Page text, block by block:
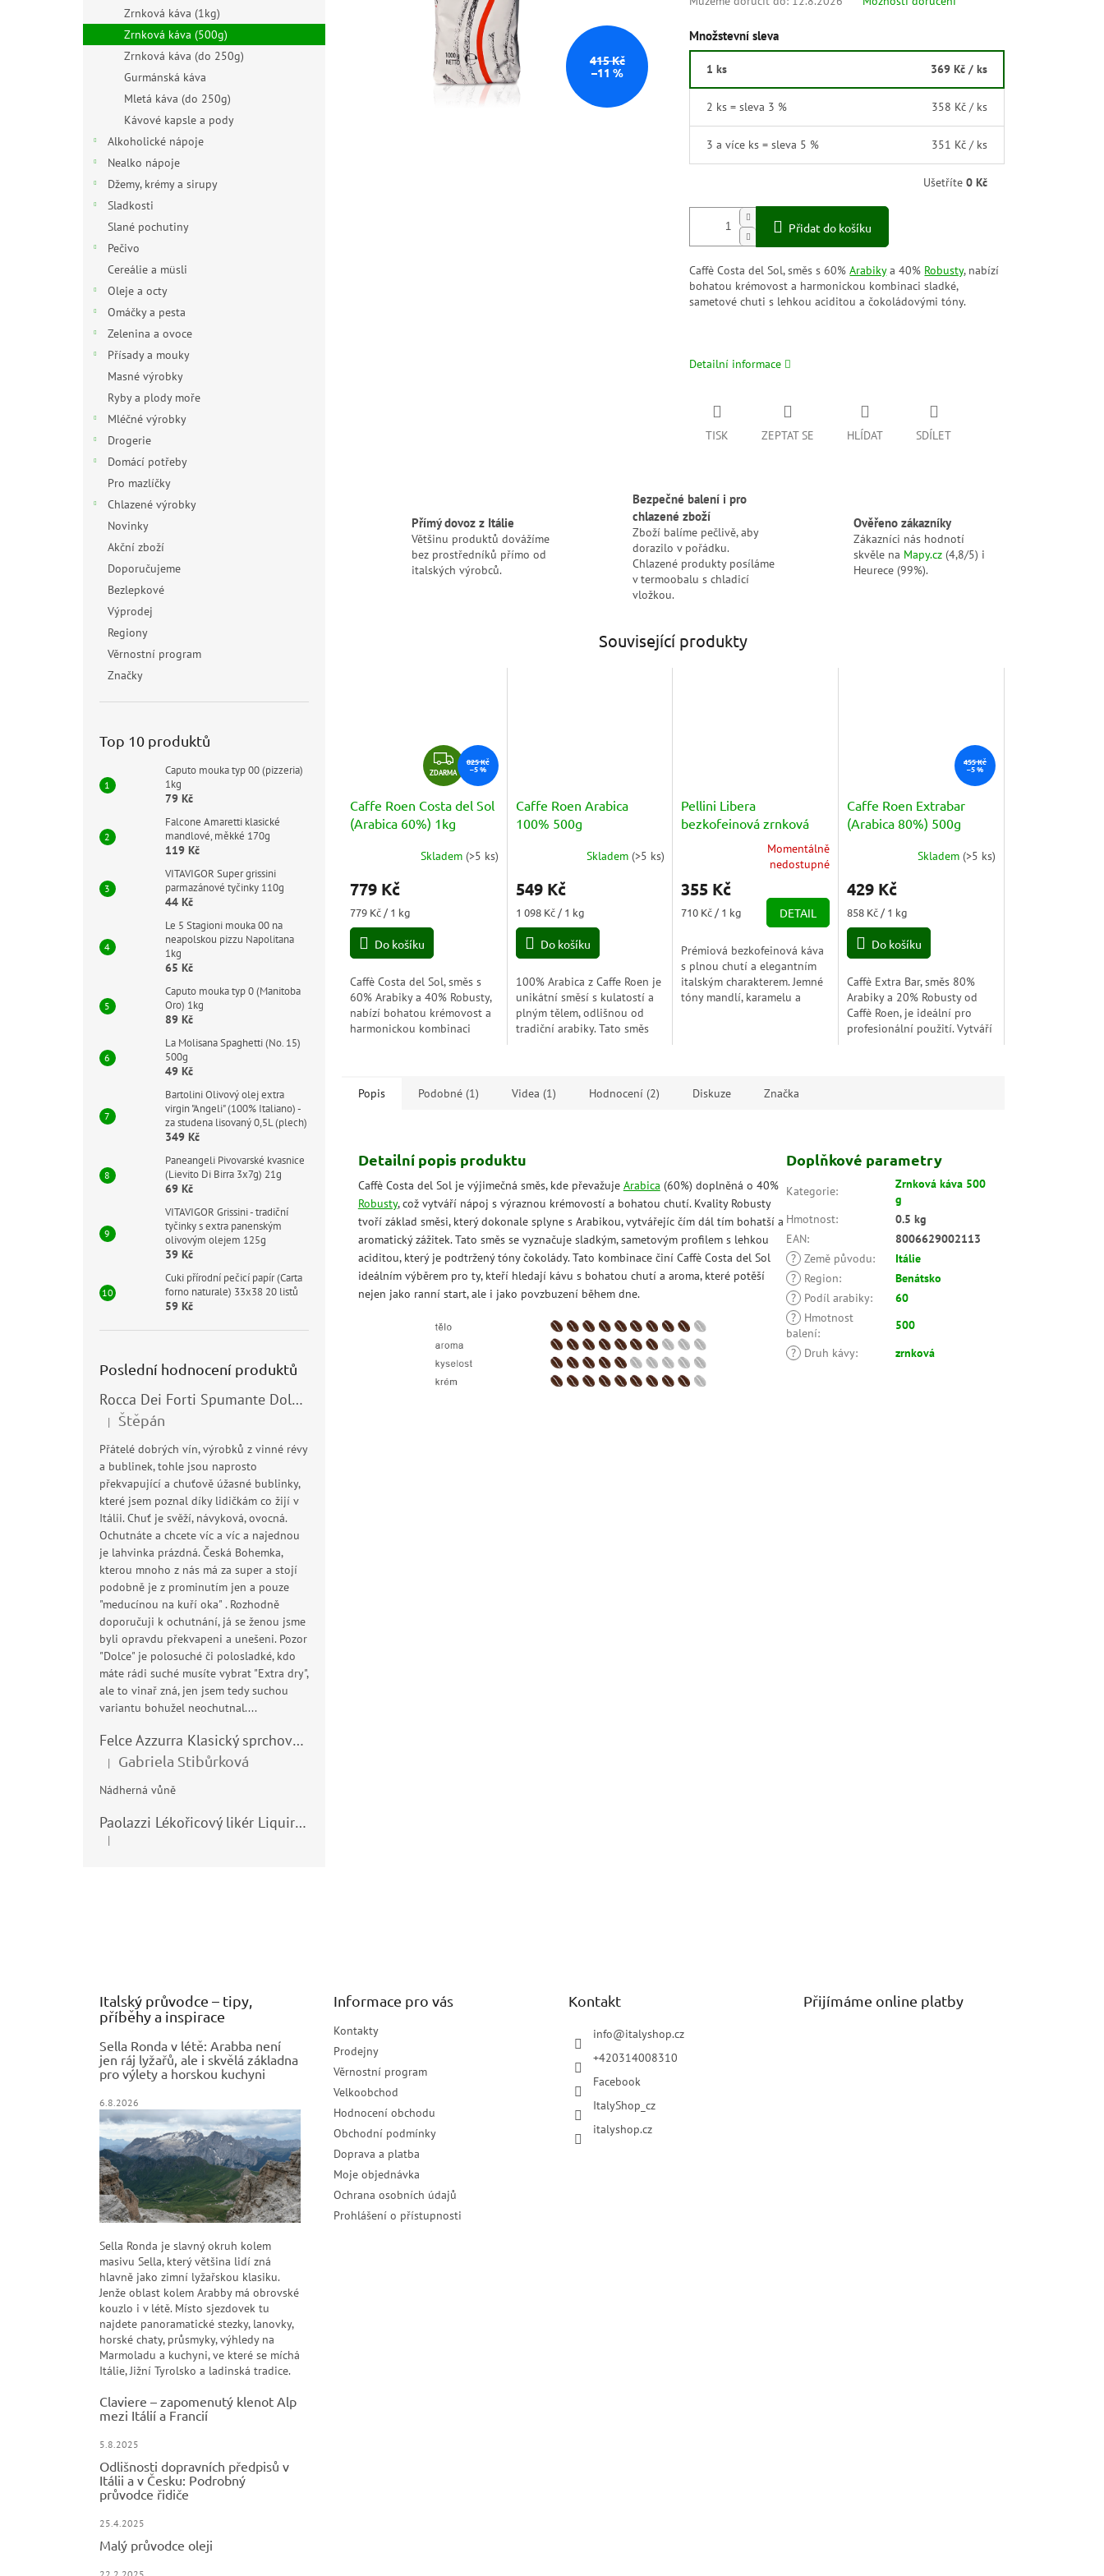
e
l
Zrnková káva (1kg)
Zrnková káva (500g)
Zrnková káva (do 250g)
Gurmánská káva
Mletá káva (do 250g)
Kávové kapsle a pody
Alkoholické nápoje
Nealko nápoje
Džemy, krémy a sirupy
Sladkosti
Slané pochutiny
Pečivo
Cereálie a müsli
Oleje a octy
Omáčky a pesta
Zelenina a ovoce
Přísady a mouky
Masné výrobky
Ryby a plody moře
Mléčné výrobky
Drogerie
Domácí potřeby
Pro mazlíčky
Chlazené výrobky
Novinky
Akční zboží
Doporučujeme
Bezlepkové
Výprodej
Regiony
Věrnostní program
Značky
Top 10 produktů
Caputo mouka typ 00 (pizzeria)
1kg
79 Kč
Falcone Amaretti klasické
mandlové, měkké 170g
119 Kč
VITAVIGOR Super grissini
parmazánové tyčinky 110g
44 Kč
Le 5 Stagioni mouka 00 na
neapolskou pizzu Napolitana
1kg
65 Kč
Caputo mouka typ 0 (Manitoba
Oro) 1kg
89 Kč
La Molisana Spaghetti (No. 15)
500g
49 Kč
Bartolini Olivový olej extra
virgin "Angeli" (100% Italiano) -
za studena lisovaný 0,5L (plech)
349 Kč
Paneangeli Pivovarské kvasnice
(Lievito Di Birra 3x7g) 21g
69 Kč
VITAVIGOR Grissini - tradiční
tyčinky s extra panenským
olivovým olejem 125g
39 Kč
Cuki přírodní pečicí papír (Carta
forno naturale) 33x38 20 listů
59 Kč
Poslední hodnocení produktů
Rocca Dei Forti Spumante Dolce 11,5% 0,75l
Hodnocení produktu je 5 z 5 hvězdiček.
| Štěpán
Přátelé dobrých vín, výrobků z vinné révy
a bublinek, tohle jsou naprosto
překvapující a chuťově úžasné bublinky,
které jsem poznal díky lidičkám co žijí v
Itálii. Chuť je svěží, návyková, ovocná.
Ochutnáte a chcete víc a víc a najednou
je lahvinka prázdná. Česká Bohemka,
kterou mnoho z nás má za super a stojí
podobně je z prominutím jen a pouze
"meducínou na kuří oka" . Rozhodně
doporučuji k ochutnání, já se ženou jsme
byli opravdu překvapeni a unešeni. Pozor
"Dolce" je polosuché či polosladké, kdo
máte rádi suché musíte vybrat "Extra dry",
ale to vinař zná, jen jsem tedy suchou
variantu bohužel neochutnal....
Felce Azzurra Klasický sprchový gel - doccia gel 400ml
Hodnocení produktu je 5 z 5 hvězdiček.
| Gabriela Stibůrková
Nádherná vůně
Paolazzi Lékořicový likér Liquirizia 24% 0,7L
Hodnocení produktu je 5 z 5 hvězdiček.
|
415 Kč
–11 %
Množstevní sleva
1 ks 369 Kč / ks
2 ks = sleva 3 % 358 Kč / ks
3 a více ks = sleva 5 % 351 Kč / ks
Ušetříte0 Kč
Přidat do košíku
Caffè Costa del Sol, směs s 60%Arabikya 40% Robusty, nabízí
bohatou krémovost a harmonickou kombinaci sladké,
sametové chuti s lehkou aciditou a čokoládovými tóny.
Detailní informace
TISK ZEPTAT SE HLÍDAT SDÍLET
Přímý dovoz z Itálie
Většinu produktů dovážíme
bez prostředníků přímo od
italských výrobců.
Bezpečné balení i pro
chlazené zboží
Zboží balíme pečlivě, aby
dorazilo v pořádku.
Chlazené produkty posíláme
v termoobalu s chladicí
vložkou.
Ověřeno zákazníky
Zákazníci nás hodnotí
skvěle na Mapy.cz (4,8/5) i
Heurece (99%).
Související produkty
Z
D
A
R
M
A
ZDARMA
825 Kč
–5 %
Caffe Roen Costa del Sol
(Arabica 60%) 1kg
produktu
5,0
5
Skladem (>5 ks)
779 Kč
Měrná
cena:
779 Kč / 1 kg
Do košíku
Caffè Costa del Sol, směs s
60% Arabiky a 40% Robusty,
nabízí bohatou krémovost a
harmonickou kombinaci
Caffe Roen Arabica
100% 500g
produktu
5,0
5
Skladem (>5 ks)
549 Kč
Měrná
cena:
1 098 Kč / 1 kg
Do košíku
100% Arabica z Caffe Roen je
unikátní směsí s kulatostí a
plným tělem, odlišnou od
tradiční arabiky. Tato směs
Pellini Libera
bezkofeinová zrnková
káva (Decaffeinato) 500g
produktu
5,0
5
hvězdiček.
Momentálně
nedostupné
355 Kč
Měrná
710 Kč / 1 kg DETAIL
Prémiová bezkofeinová káva
s plnou chutí a elegantním
italským charakterem. Jemné
tóny mandlí, karamelu a
455 Kč
–5 %
Caffe Roen Extrabar
(Arabica 80%) 500g
Skladem(>5 ks)
429 Kč
Měrná
cena:
858 Kč / 1 kg
Do košíku
Caffè Extra Bar, směs 80%
Arabiky a 20% Robusty od
Caffè Roen, je ideální pro
profesionální použití. Vytváří
Popis
Podobné (1) Videa (1) Hodnocení (2) Diskuze Značka
Detailní popis produktu
Caffè Costa del Sol je výjimečná směs, kde převažuje Arabica (60%) doplněná o 40%
Robusty, což vytváří nápoj s výraznou krémovostí a bohatou chutí. Kvality Robusty
tvoří základ směsi, který dokonale splyne s Arabikou, vytvářejíc čím dál tím bohatší a
aromatický zážitek. Tato směs se vyznačuje sladkým, sametovým profilem s lehkou
aciditou, který je podtržený tóny čokolády. Tato kombinace činí Caffè Costa del Sol
ideálním výběrem pro ty, kteří hledají kávu s bohatou chutí a aroma, které potěší
nejen jako ranní start, ale i jako povzbuzení během dne.
Doplňkové parametry
Kategorie:
Zrnková káva 500
g
Hmotnost:
0.5 kg
EAN:
8006629002113
? Země původu:
Itálie
?
Region:
Benátsko
?
Podíl arabiky:
60
?
Hmotnost
balení:
500
?
Druh kávy: zrnková
Italský průvodce – tipy,
příběhy a inspirace
Sella Ronda v létě: Arabba není
jen ráj lyžařů, ale i skvělá základna
pro výlety a horskou kuchyni
6.8.2026
Sella Ronda je slavný okruh kolem
masivu Sella, který většina lidí zná
hlavně jako zimní lyžařskou klasiku.
Jenže oblast kolem Arabby má obrovské
kouzlo i v létě. Místo sjezdovek tu
najdete panoramatické stezky, lanovky,
horské chaty, průsmyky, výhledy na
Marmoladu a kuchyni, ve které se míchá
Itálie, Jižní Tyrolsko a ladinská tradice.
Claviere – zapomenutý klenot Alp
mezi Itálií a Francií
5.8.2025
Odlišnosti dopravních předpisů v
Itálii a v Česku: Podrobný
průvodce řidiče
25.4.2025
Malý průvodce oleji
Informace pro vás
Kontakty
Prodejny
Věrnostní program
Velkoobchod
Hodnocení obchodu
Obchodní podmínky
Doprava a platba
Moje objednávka
Ochrana osobních údajů
Prohlášení o přístupnosti
Kontakt
info@italyshop.cz
+420314008310
Facebook
ItalyShop_cz
italyshop.cz
Přijímáme online platby